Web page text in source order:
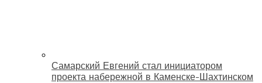
Самарский Евгений стал инициатором
проекта набережной в Каменске-Шахтинском